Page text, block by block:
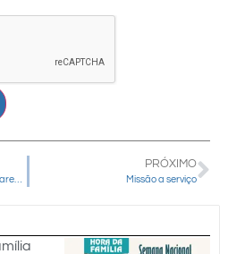
PRÓXIMO
Missão a serviço